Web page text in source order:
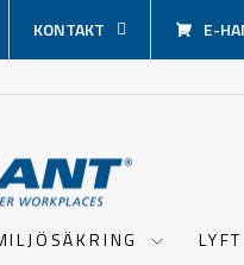
KONTAKT E-